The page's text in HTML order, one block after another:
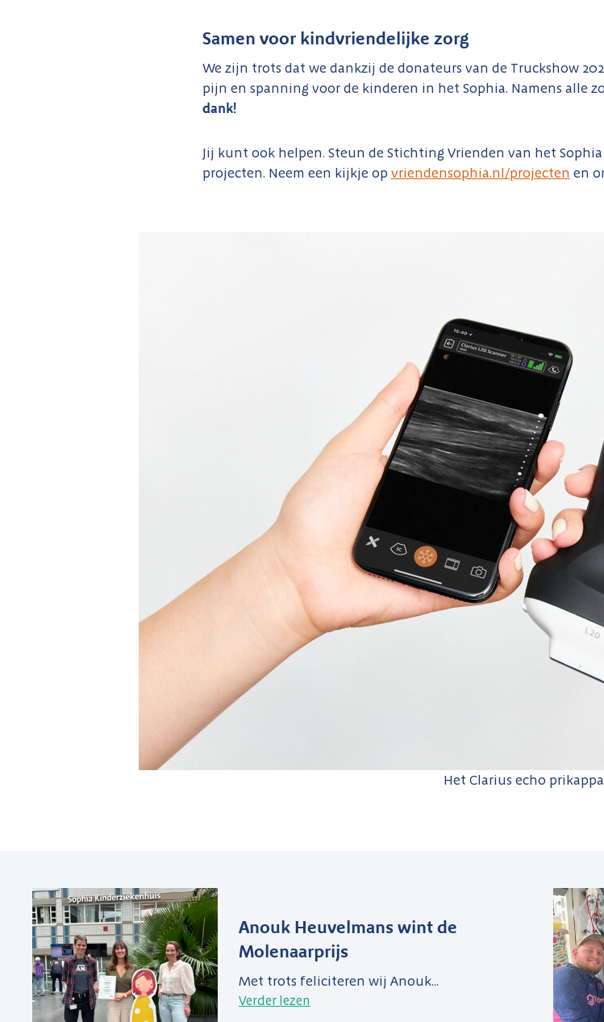
Samen voor kindvriendelijke zorg
We zijn trots dat we dankzij de donateurs van de Truckshow
pijn en spanning voor de kinderen in het Sophia. Namens alle
dank!
Jij kunt ook helpen. Steun de Stichting Vrienden van het
projecten. Neem een kijkje op vriendensophia.nl/projecten en
Het Clarius echo
Anouk Heuvelmans wint de
Molenaarprijs
Met trots feliciteren wij Anouk...
Verder lezen